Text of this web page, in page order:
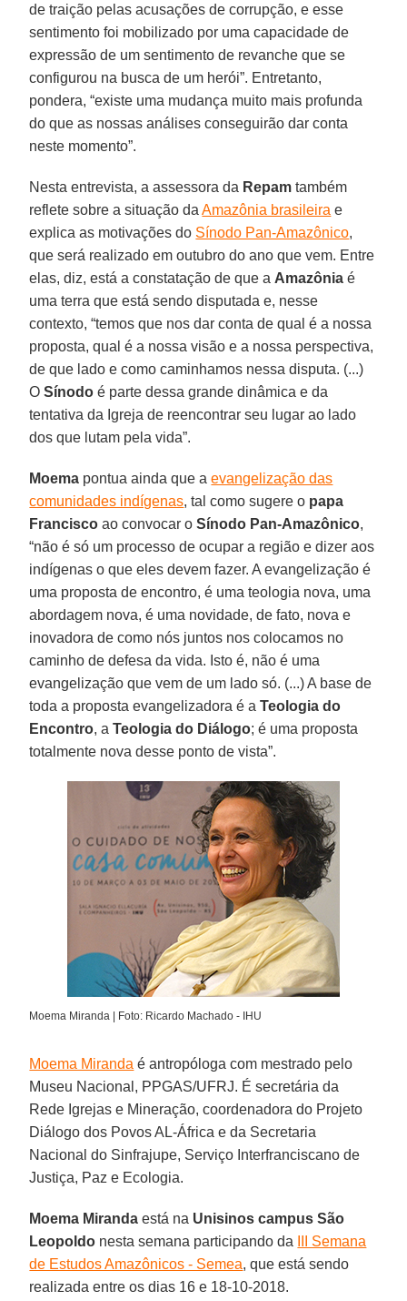
de traição pelas acusações de corrupção, e esse
sentimento foi mobilizado por uma capacidade de
expressão de um sentimento de revanche que se
configurou na busca de um herói”. Entretanto,
pondera, “existe uma mudança muito mais profunda
do que as nossas análises conseguirão dar conta
neste momento”.
Nesta entrevista, a assessora da Repam também
reflete sobre a situação daAmazônia brasileira e
explica as motivações do Sínodo Pan-Amazônico,
que será realizado em outubro do ano que vem. Entre
elas, diz, está a constatação de que a Amazônia é
uma terra que está sendo disputada e, nesse
contexto, “temos que nos dar conta de qual é a nossa
proposta, qual é a nossa visão e a nossa perspectiva,
de que lado e como caminhamos nessa disputa. (...)
OSínodo é parte dessa grande dinâmica e da
tentativa da Igreja de reencontrar seu lugar ao lado
dos que lutam pela vida”.
Moema pontua ainda que aevangelização das
comunidades indígenas, tal como sugere o papa
Francisco ao convocar oSínodo Pan-Amazônico,
“não é só um processo de ocupar a região e dizer aos
indígenas o que eles devem fazer. A evangelização é
uma proposta de encontro, é uma teologia nova, uma
abordagem nova, é uma novidade, de fato, nova e
inovadora de como nós juntos nos colocamos no
caminho de defesa da vida. Isto é, não é uma
evangelização que vem de um lado só. (...) A base de
toda a proposta evangelizadora é aTeologia do
Encontro, aTeologia do Diálogo; é uma proposta
totalmente nova desse ponto de vista”.
Moema Miranda | Foto: Ricardo Machado - IHU
Moema Miranda é antropóloga com mestrado pelo
Museu Nacional, PPGAS/UFRJ. É secretária da
Rede Igrejas e Mineração, coordenadora do Projeto
Diálogo dos Povos AL-África e da Secretaria
Nacional do Sinfrajupe, Serviço Interfranciscano de
Justiça, Paz e Ecologia.
Moema Miranda está na Unisinos campus São
Leopoldo nesta semana participando da
III Semana
de Estudos Amazônicos - Semea, que está sendo
realizada entre os dias 16 e 18-10-2018.